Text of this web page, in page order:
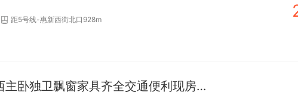
距5号线-惠新西街北口928m
410号线精装修朝西主卧独卫飘窗家具齐全交通便利现房随时看